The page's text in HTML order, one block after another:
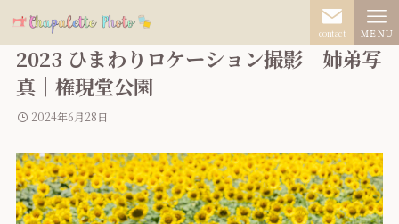
contact ＭＥＮＵ
2023 ひまわりロケーション撮影｜姉弟写
真｜権現堂公園
2024年6月28日